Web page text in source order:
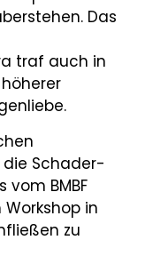
Das
traf auch in
Schader-
vom BMBF
in
zu